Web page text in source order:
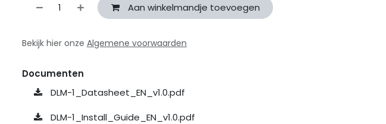
Aan winkelmandje toevoegen
Bekijk hier onze Algemene voorwaarden
Documenten
DLM-1_Datasheet_EN_v1.0.pdf
DLM-1_Install_Guide_EN_v1.0.pdf